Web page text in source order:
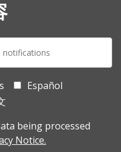
Español
being processed
Notice.